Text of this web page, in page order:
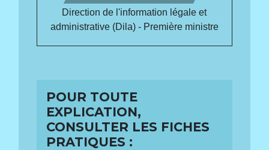
Direction de l'information légale et
administrative (Dila) - Première ministre
POUR TOUTE
EXPLICATION,
CONSULTER LES FICHES
PRATIQUES :